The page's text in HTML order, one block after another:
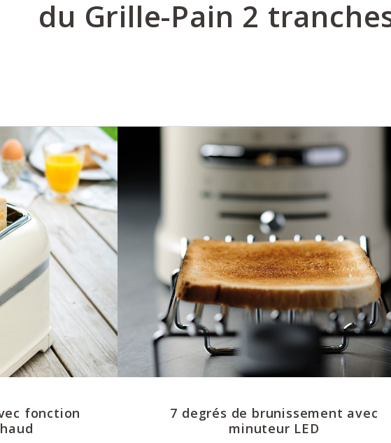
du Grille-Pain 2
fonction
7 degrés de brunissement avec
minuteur LED